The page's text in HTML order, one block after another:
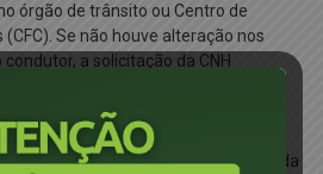
órgão de trânsito ou Centro de
Se não houve alteração nos
a solicitação da CNH
pelos canais digitais do Detran-
da CNH.
pela unidade para a retirada da